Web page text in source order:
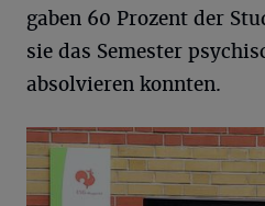
gaben 60 Prozent der
sie das Semester
absolvieren konnten.